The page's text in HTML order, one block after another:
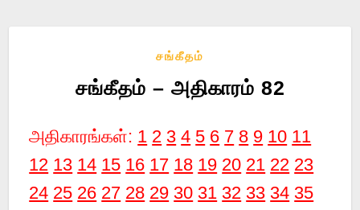
சங்கீதம்
சங்கீதம் – அதிகாரம் 82
அதிகாரங்கள்: 1 2 3 4 5 6 7 8 9 10 11
12 13 14 15 16 17 18 19 20 21 22 23
24 25 26 27 28 29 30 31 32 33 34 35